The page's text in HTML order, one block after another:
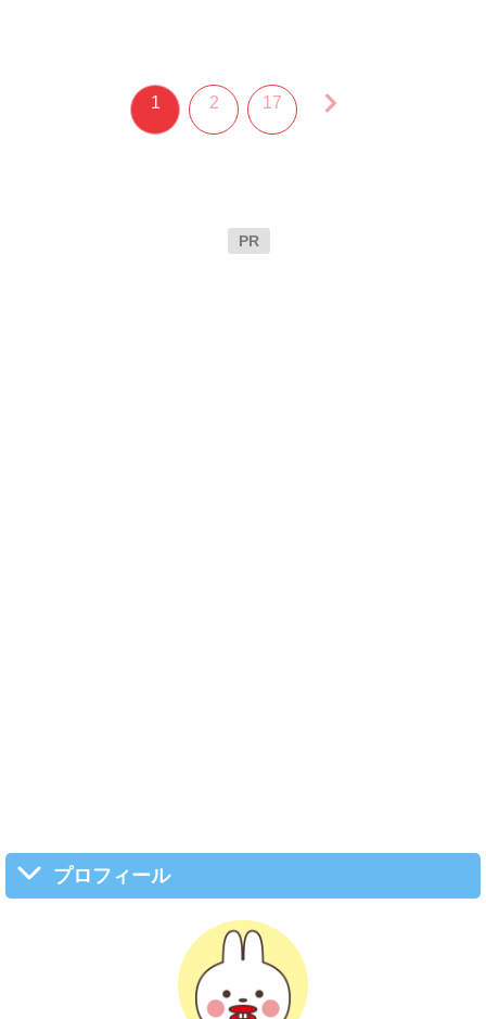
1 2 17
PR
プロフィール